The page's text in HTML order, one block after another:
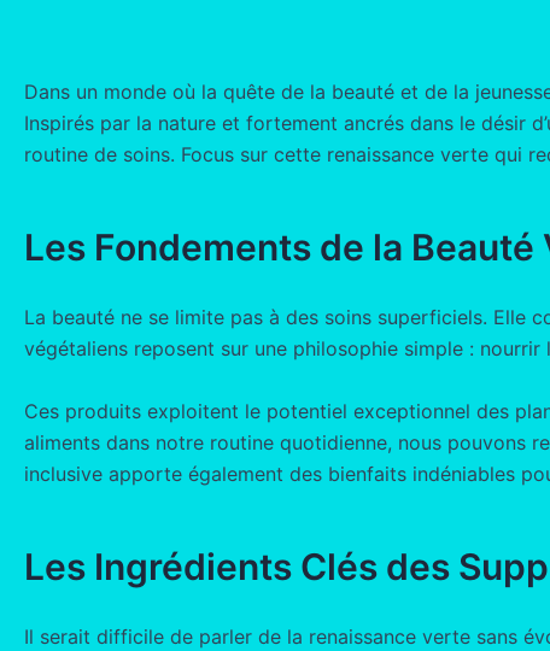
Dans un monde où la quête de la beauté et de la
Inspirés par la nature et fortement ancrés dans le désir
routine de soins. Focus sur cette renaissance verte qui
Les Fondements de la Beauté
La beauté ne se limite pas à des soins superficiels. Elle
végétaliens reposent sur une philosophie simple :
Ces produits exploitent le potentiel exceptionnel des
aliments dans notre routine quotidienne, nous pouvons
inclusive apporte également des bienfaits indéniables
Les Ingrédients Clés des
Il serait difficile de parler de la renaissance verte sans